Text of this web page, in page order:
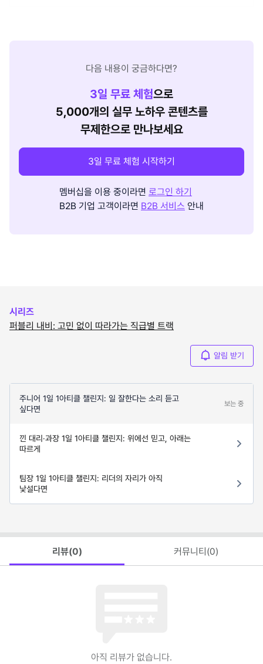
다음 내용이 궁금하다면?
3일 무료 체험으로
5,000개의 실무 노하우 콘텐츠를
무제한으로 만나보세요
3일 무료 체험 시작하기
멤버십을 이용 중이라면 로그인 하기
B2B 기업 고객이라면 B2B 서비스 안내
시리즈
퍼블리 내비: 고민 없이 따라가는 직급별 트랙
알림 받기
주니어 1일 1아티클 챌린지: 일 잘한다는 소리 듣고
싶다면
보는 중
낀 대리·과장 1일 1아티클 챌린지: 위에선 믿고, 아래는
따르게
팀장 1일 1아티클 챌린지: 리더의 자리가 아직
낯설다면
리뷰(0) 커뮤니티(0)
아직 리뷰가 없습니다.